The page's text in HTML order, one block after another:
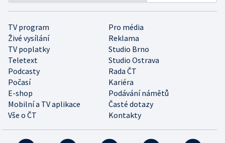
TV program
Pro média
Živé vysílání
Reklama
TV poplatky
Studio Brno
Teletext
Studio Ostrava
Podcasty
Rada ČT
Počasí
Kariéra
E-shop
Podávání námětů
Mobilní a TV aplikace
Časté dotazy
Vše o ČT
Kontakty